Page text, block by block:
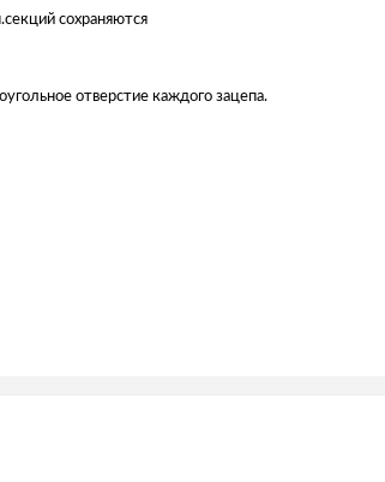
сохраняются
отверстие каждого зацепа.